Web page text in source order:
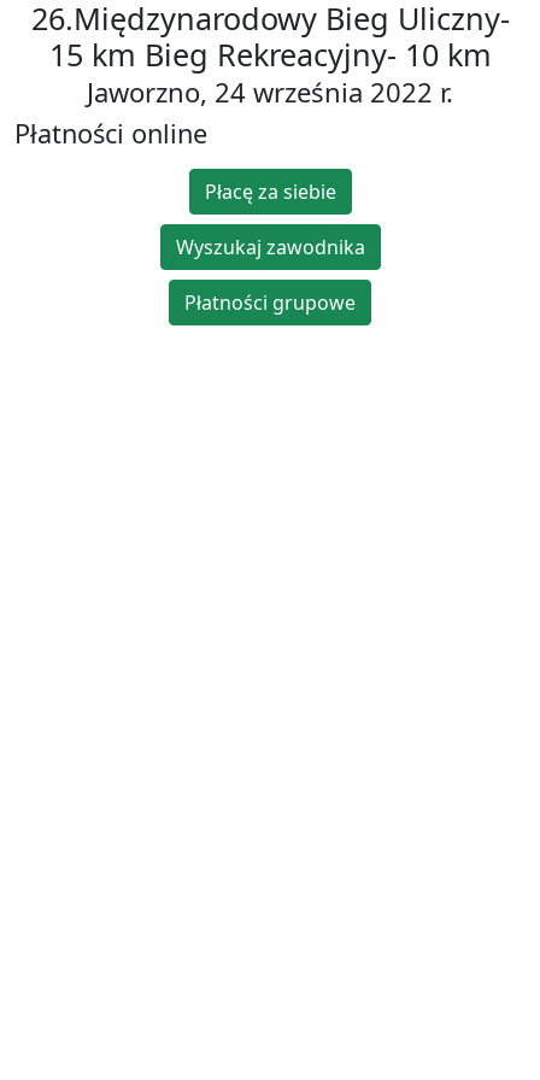
26.Międzynarodowy Bieg Uliczny-
15 km Bieg Rekreacyjny- 10 km
Jaworzno, 24 września 2022 r.
Płatności online